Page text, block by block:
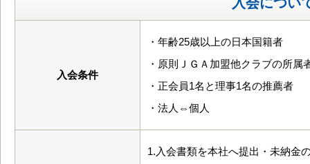
入会条件
・年齢25歳以上の日本国籍者
・原則ＪＧＡ加盟他クラブの所属
・正会員1名と理事1名の推薦者
・法人⇔個人
1.入会書類を本社へ提出・未納金